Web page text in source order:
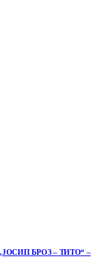
БРОЗ – ТИТО“ –